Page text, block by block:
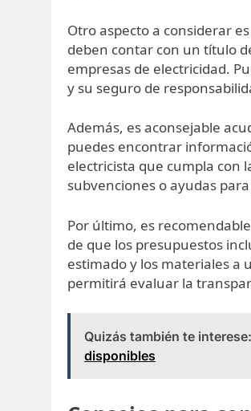
Otro aspecto a considerar
deben contar con un título
empresas de electricidad.
y su seguro de
Además, es aconsejable
puedes encontrar
electricista que cumpla con
subvenciones o ayudas
Por último, es
de que los presupuestos
estimado y los materiales a
permitirá evaluar la
Quizás también te interese:
disponibles